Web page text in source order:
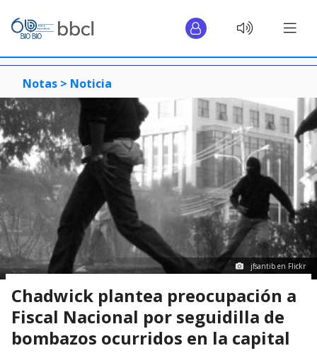
Notas > Noticia
jfsantib en Flickr
Chadwick plantea preocupación a
Fiscal Nacional por seguidilla de
bombazos ocurridos en la capital